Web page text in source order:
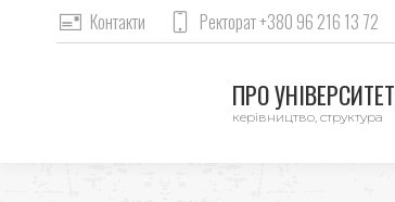
Контакти Ректорат +380 96 216 13 72
ПРО УНІВЕРСИТЕТ
керівництво, структура